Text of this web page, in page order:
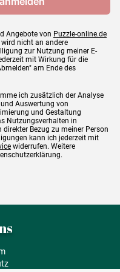
Angebote von Puzzle-online.de
wird nicht an andere
zur Nutzung meiner E-
mit Wirkung für die
am Ende des
ich zusätzlich der Analyse
Auswertung von
und Gestaltung
Nutzungsverhalten in
Bezug zu meiner Person
kann ich jederzeit mit
widerrufen. Weitere